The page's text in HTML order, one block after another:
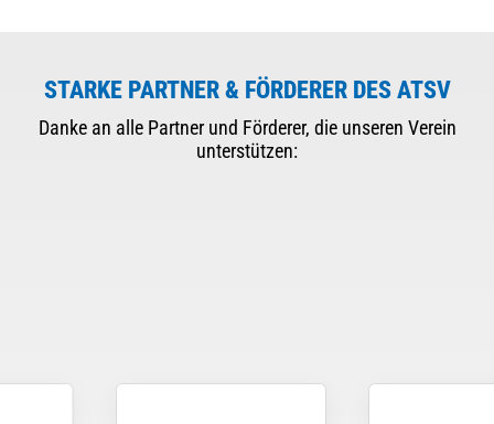
STARKE PARTNER & FÖRDERER DES ATSV
Danke an alle Partner und Förderer, die unseren Verein
unterstützen: